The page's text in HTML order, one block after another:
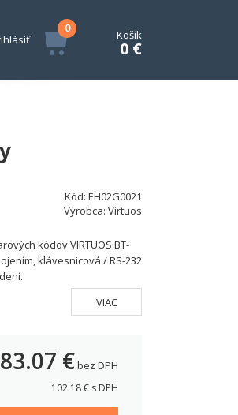
0 Košík
0 €
Kód: EH02G0021
Výrobca: Virtuos
kódov VIRTUOS BT-
klávesnicová / RS-232
VIAC
83.07 €bez DPH
102.18€ s DPH